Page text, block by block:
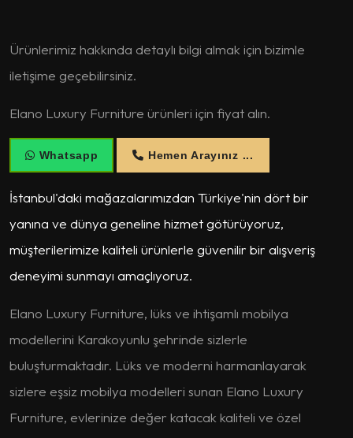
Ürünlerimiz hakkında detaylı bilgi almak için bizimle
iletişime geçebilirsiniz.
Elano Luxury Furniture ürünleri için fiyat alın.
Whatsapp Hemen Arayınız ...
İstanbul'daki mağazalarımızdan Türkiye'nin dört bir
yanına ve dünya geneline hizmet götürüyoruz,
müşterilerimize kaliteli ürünlerle güvenilir bir alışveriş
deneyimi sunmayı amaçlıyoruz.
Elano Luxury Furniture, lüks ve ihtişamlı mobilya
modellerini Karakoyunlu şehrinde sizlerle
buluşturmaktadır. Lüks ve moderni harmanlayarak
sizlere eşsiz mobilya modelleri sunan Elano Luxury
Furniture, evlerinize değer katacak kaliteli ve özel